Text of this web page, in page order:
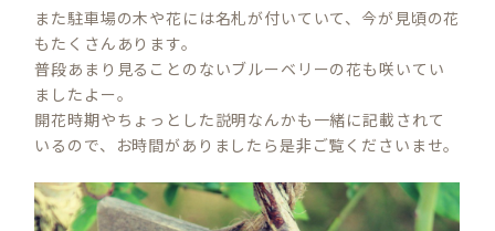
また駐車場の木や花には名札が付いていて、今が見頃の花
もたくさんあります。
普段あまり見ることのないブルーベリーの花も咲いてい
ましたよー。
開花時期やちょっとした説明なんかも一緒に記載されて
いるので、お時間がありましたら是非ご覧くださいませ。